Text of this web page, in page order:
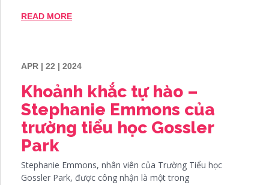
READ MORE
APR | 22 | 2024
Khoảnh khắc tự hào –
Stephanie Emmons của
trường tiểu học Gossler
Park
Stephanie Emmons, nhân viên của Trường Tiểu học
Gossler Park, được công nhận là một trong